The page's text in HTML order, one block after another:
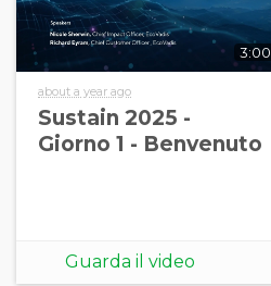
3:00
about a year ago
Sustain 2025 -
Giorno 1 - Benvenuto
Guarda il video